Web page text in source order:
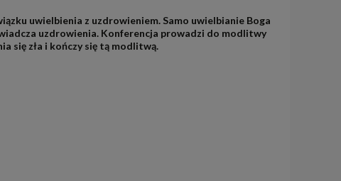
uwielbienia z uzdrowieniem. Samo uwielbianie Boga
uzdrowienia. Konferencja prowadzi do modlitwy
się zła i kończy się tą modlitwą.